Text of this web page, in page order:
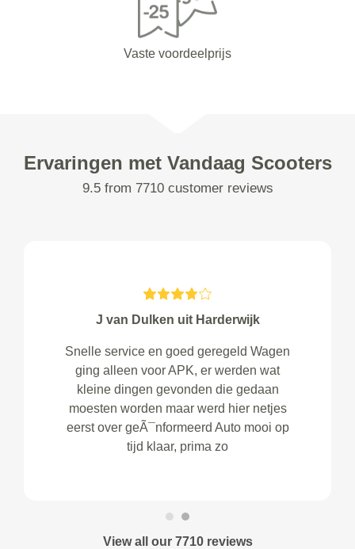
Vaste voordeelprijs
Ervaringen met Vandaag Scooters
9.5 from 7710 customer reviews
J van Dulken uit Harderwijk
Snelle service en goed geregeld Wagen
ging alleen voor APK, er werden wat
kleine dingen gevonden die gedaan
moesten worden maar werd hier netjes
eerst over geÃ¯nformeerd Auto mooi op
tijd klaar, prima zo
View all our 7710 reviews